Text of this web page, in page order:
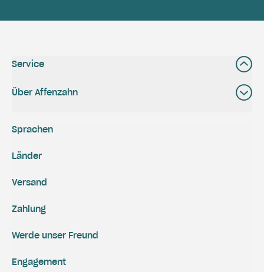
Service
Über Affenzahn
Versand
Zahlung
Engagement
Werde unser Freund
Sprachen
Länder